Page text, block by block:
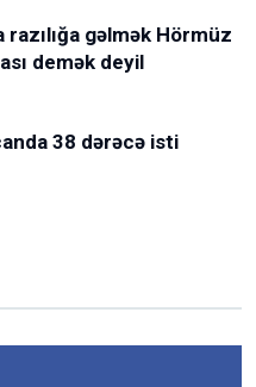
razılığa gəlmək Hörmüz
demək deyil
38 dərəcə isti